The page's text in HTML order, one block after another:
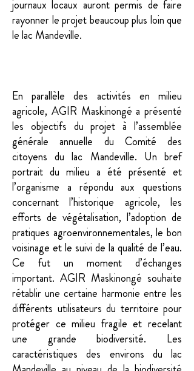
journaux locaux auront permis de faire
rayonner le projet beaucoup plus loin que
le lac Mandeville.
En parallèle des activités en milieu
agricole, AGIR Maskinongé a présenté
les objectifs du projet à l’assemblée
générale annuelle du Comité des
citoyens du lac Mandeville. Un bref
portrait du milieu a été présenté et
l’organisme a répondu aux questions
concernant l’historique agricole, les
efforts de végétalisation, l’adoption de
pratiques agroenvironnementales, le bon
voisinage et le suivi de la qualité de l’eau.
Ce fut un moment d’échanges
important. AGIR Maskinongé souhaite
rétablir une certaine harmonie entre les
différents utilisateurs du territoire pour
protéger ce milieu fragile et recelant
une grande biodiversité. Les
caractéristiques des environs du lac